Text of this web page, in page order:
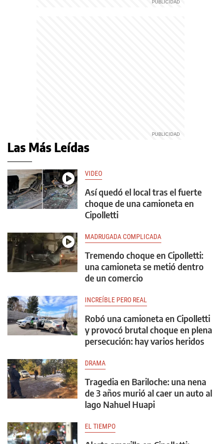
Las Más Leídas
VIDEO
Así quedó el local tras el fuerte
choque de una camioneta en
Cipolletti
MADRUGADA COMPLICADA
Tremendo choque en Cipolletti:
una camioneta se metió dentro
de un comercio
INCREÍBLE PERO REAL
Robó una camioneta en Cipolletti
y provocó brutal choque en plena
persecución: hay varios heridos
DRAMA
Tragedia en Bariloche: una nena
de 3 años murió al caer un auto al
lago Nahuel Huapi
EL TIEMPO